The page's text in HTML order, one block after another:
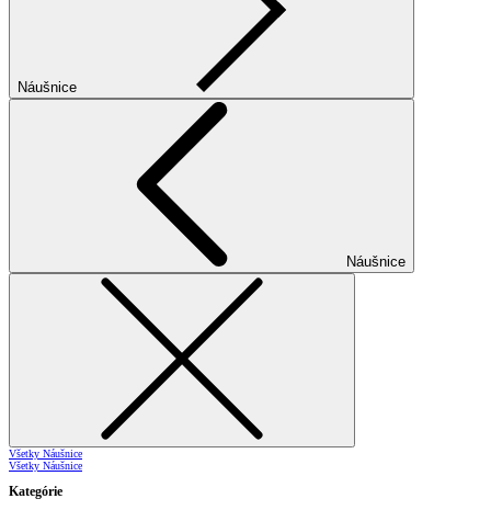
Náušnice
Náušnice
Všetky Náušnice
Všetky Náušnice
Kategórie